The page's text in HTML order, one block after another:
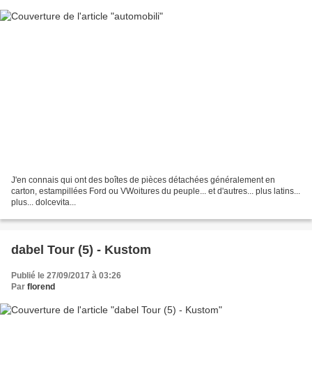
J'en connais qui ont des boîtes de pièces détachées généralement en
carton, estampillées Ford ou VWoitures du peuple... et d'autres... plus latins...
plus... dolcevita...
dabel Tour (5) - Kustom
Publié le 27/09/2017 à 03:26
Par florend